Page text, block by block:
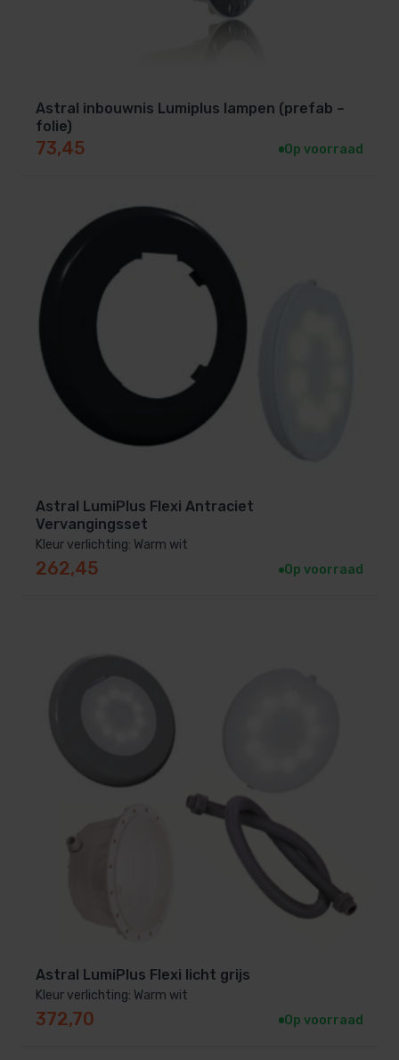
Astral inbouwnis Lumiplus lampen (prefab –
folie)
73,45 Op voorraad
Astral LumiPlus Flexi Antraciet
Vervangingsset
Kleur verlichting: Warm wit
262,45 Op voorraad
Astral LumiPlus Flexi licht grijs
Kleur verlichting: Warm wit
372,70 Op voorraad